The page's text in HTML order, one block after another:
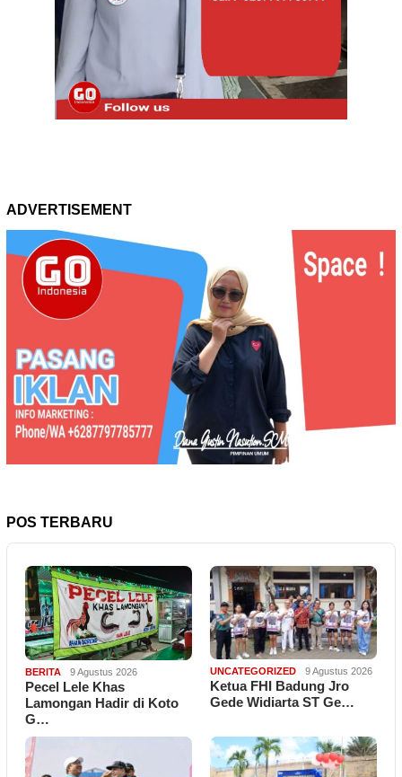
ADVERTISEMENT
POS TERBARU
BERITA 9 Agustus 2026
Pecel Lele Khas
Lamongan Hadir di Koto
G…
UNCATEGORIZED 9 Agustus 2026
Ketua FHI Badung Jro
Gede Widiarta ST Ge…